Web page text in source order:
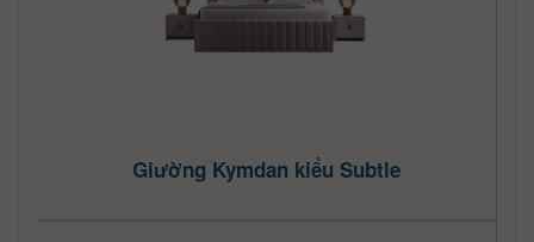
Giường Kymdan kiểu Subtle